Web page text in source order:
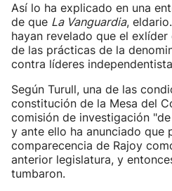
Así lo ha explicado en una
de que La Vanguardia,
hayan revelado que el
de las prácticas de la
contra líderes
Según Turull, una de las
constitución de la Mesa del
comisión de investigación
y ante ello ha anunciado que
comparecencia de Rajoy
anterior legislatura, y
tumbaron.